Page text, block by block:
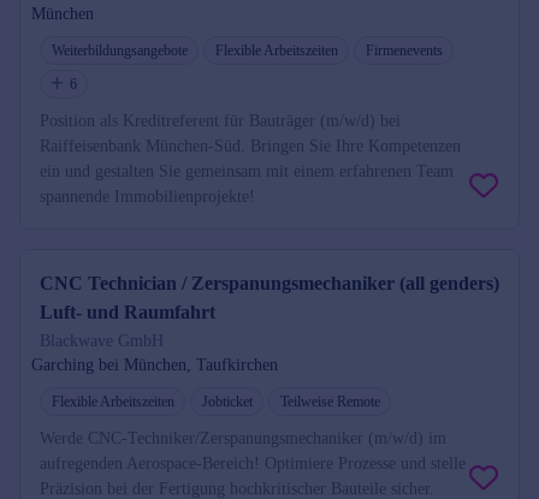
München
Weiterbildungsangebote Flexible Arbeitszeiten
Firmenevents
6
Position als Kreditreferent für Bauträger (m/w/d) bei
Raiffeisenbank München-Süd. Bringen Sie Ihre Kompetenzen
ein und gestalten Sie gemeinsam mit einem erfahrenen Team
spannende Immobilienprojekte!
CNC Technician / Zerspanungsmechaniker (all genders)
Luft- und Raumfahrt
Blackwave GmbH
Garching bei München, Taufkirchen
Flexible Arbeitszeiten Jobticket Teilweise Remote
Werde CNC-Techniker/Zerspanungsmechaniker (m/w/d) im
aufregenden Aerospace-Bereich! Optimiere Prozesse und stelle
Präzision bei der Fertigung hochkritischer Bauteile sicher.